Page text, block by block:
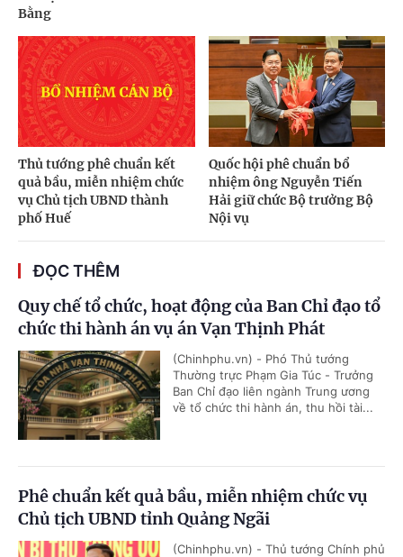
Bằng
Thủ tướng phê chuẩn kết
quả bầu, miễn nhiệm chức
vụ Chủ tịch UBND thành
phố Huế
Quốc hội phê chuẩn bổ
nhiệm ông Nguyễn Tiến
Hải giữ chức Bộ trưởng Bộ
Nội vụ
ĐỌC THÊM
Quy chế tổ chức, hoạt động của Ban Chỉ đạo tổ
chức thi hành án vụ án Vạn Thịnh Phát
(Chinhphu.vn) - Phó Thủ tướng
Thường trực Phạm Gia Túc - Trưởng
Ban Chỉ đạo liên ngành Trung ương
về tổ chức thi hành án, thu hồi tài...
Phê chuẩn kết quả bầu, miễn nhiệm chức vụ
Chủ tịch UBND tỉnh Quảng Ngãi
(Chinhphu.vn) - Thủ tướng Chính phủ